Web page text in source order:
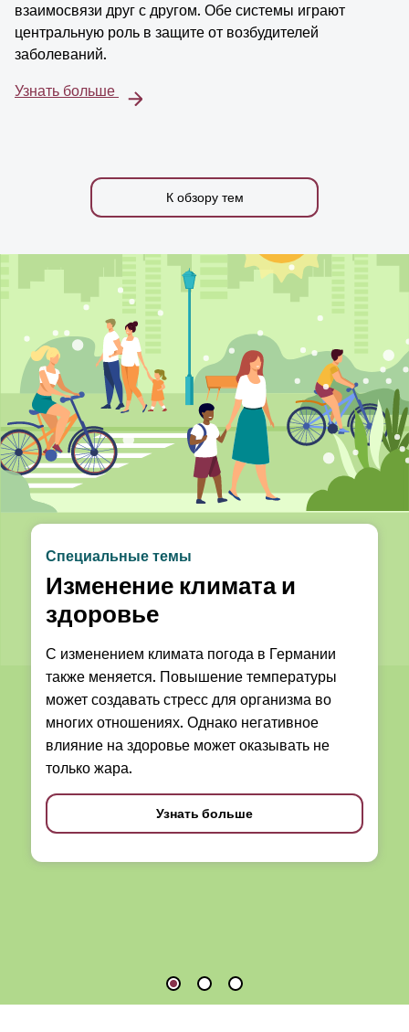
взаимосвязи друг с другом. Обе системы играют
центральную роль в защите от возбудителей
заболеваний.
Узнать больше
К обзору тем
Специальные темы
Изменение климата и
здоровье
С изменением климата погода в Германии
также меняется. Повышение температуры
может создавать стресс для организма во
многих отношениях. Однако негативное
влияние на здоровье может оказывать не
только жара.
Узнать больше